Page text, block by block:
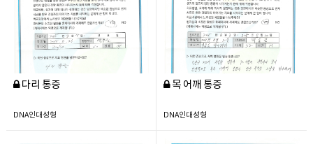
다리 통증
DNA인대성형
목 어깨 통증
DNA인대성형